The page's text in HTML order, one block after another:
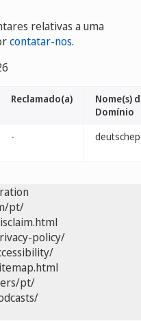
relativas a uma
contatar-nos.
Reclamado(a)
Nome(s)
Domínio
-
pt/
policy/
pt/